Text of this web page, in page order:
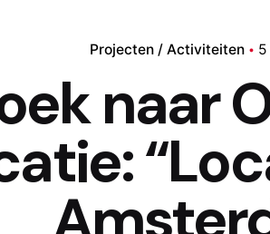
Projecten / Activiteiten 5
naar